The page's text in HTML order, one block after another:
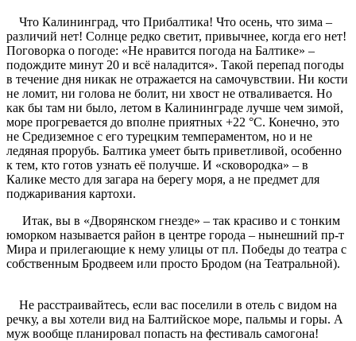
Что Калининград, что Прибалтика! Что осень, что зима –
различий нет! Солнце редко светит, привычнее, когда его нет!
Поговорка о погоде: «Не нравится погода на Балтике» –
подождите минут 20 и всё наладится». Такой перепад погоды
в течение дня никак не отражается на самочувствии. Ни кости
не ломит, ни голова не болит, ни хвост не отваливается. Но
как бы там ни было, летом в Калининграде лучше чем зимой,
море прогревается до вполне приятных +22 °C. Конечно, это
не Средиземное с его турецким темпераментом, но и не
ледяная прорубь. Балтика умеет быть приветливой, особенно
к тем, кто готов узнать её получше. И «сковородка» – в
Калике место для загара на берегу моря, а не предмет для
поджаривания картохи.
Итак, вы в «Дворянском гнезде» – так красиво и с тонким
юморком называется район в центре города – нынешний пр-т
Мира и прилегающие к нему улицы от пл. Победы до театра с
собственным Бродвеем или просто Бродом (на Театральной).
Не расстраивайтесь, если вас поселили в отель с видом на
речку, а вы хотели вид на Балтийское море, пальмы и горы. А
муж вообще планировал попасть на фестиваль самогона!